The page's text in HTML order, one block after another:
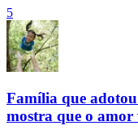
5
Família que
mostra que o amor